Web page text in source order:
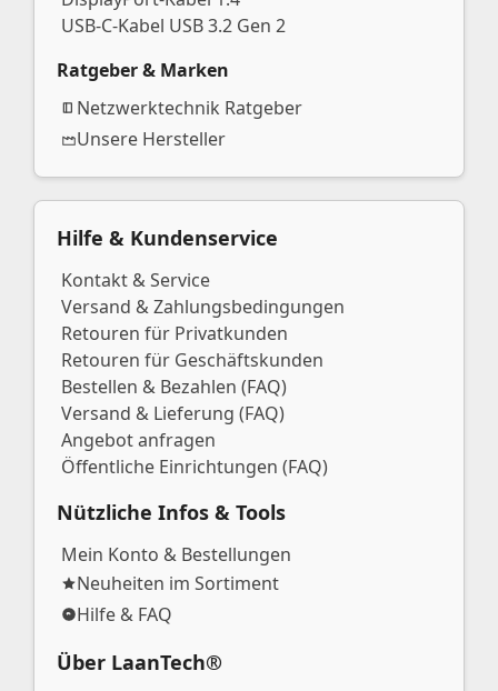
USB-C-Kabel USB 3.2 Gen 2
Ratgeber & Marken
Netzwerktechnik Ratgeber
Unsere Hersteller
Hilfe & Kundenservice
Kontakt & Service
Versand & Zahlungsbedingungen
Retouren für Privatkunden
Retouren für Geschäftskunden
Bestellen & Bezahlen (FAQ)
Versand & Lieferung (FAQ)
Angebot anfragen
Öffentliche Einrichtungen (FAQ)
Nützliche Infos & Tools
Mein Konto & Bestellungen
Neuheiten im Sortiment
Hilfe & FAQ
Über LaanTech®